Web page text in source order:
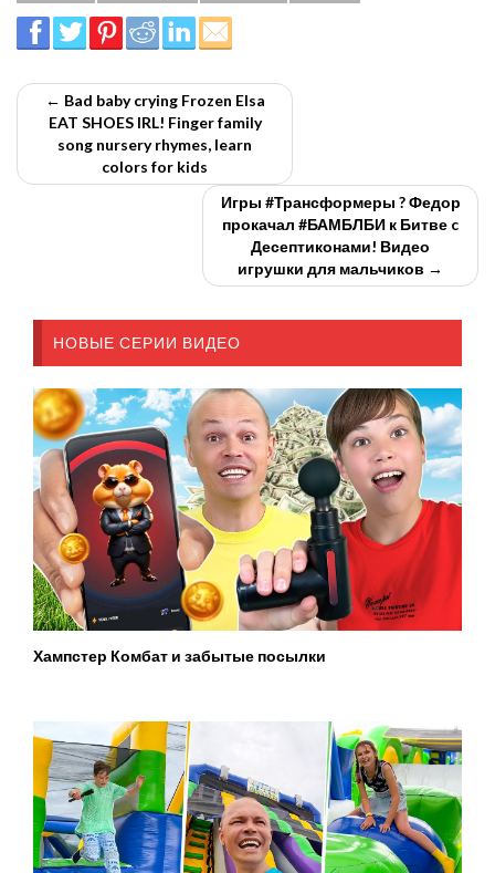
← Bad baby crying Frozen Elsa
EAT SHOES IRL! Finger family
song nursery rhymes, learn
colors for kids
Игры #Трансформеры ? Федор
прокачал #БАМБЛБИ к Битве c
Десептиконами! Видео
игрушки для мальчиков →
НОВЫЕ СЕРИИ ВИДЕО
Хампстер Комбат и забытые посылки